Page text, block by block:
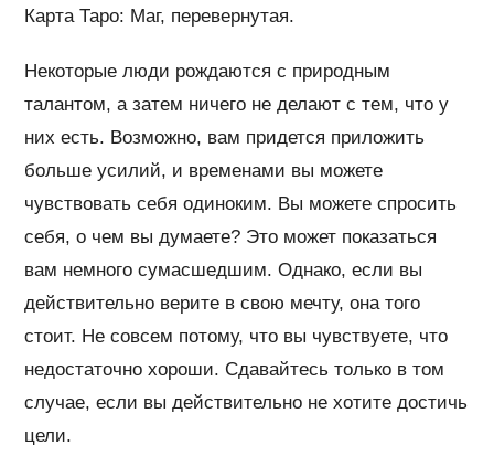
Карта Таро: Маг, перевернутая.
Некоторые люди рождаются с природным
талантом, а затем ничего не делают с тем, что у
них есть. Возможно, вам придется приложить
больше усилий, и временами вы можете
чувствовать себя одиноким. Вы можете спросить
себя, о чем вы думаете? Это может показаться
вам немного сумасшедшим. Однако, если вы
действительно верите в свою мечту, она того
стоит. Не совсем потому, что вы чувствуете, что
недостаточно хороши. Сдавайтесь только в том
случае, если вы действительно не хотите достичь
цели.